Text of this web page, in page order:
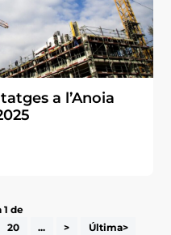
a l’Anoia
1 de
20 ... > Última>